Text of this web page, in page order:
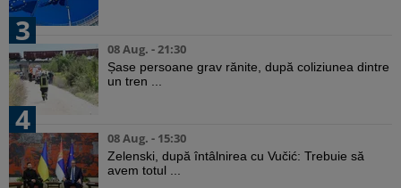
3
08 Aug. - 21:30
Șase persoane grav rănite, după coliziunea dintre
un tren ...
4
08 Aug. - 15:30
Zelenski, după întâlnirea cu Vučić: Trebuie să
avem totul ...